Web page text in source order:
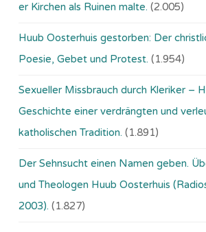
er Kirchen als Ruinen malte. (2.005)
Huub Oosterhuis gestorben: Der
Poesie, Gebet und Protest. (1.954)
Sexueller Missbrauch durch Kleriker –
Geschichte einer verdrängten und
katholischen Tradition. (1.891)
Der Sehnsucht einen Namen geben.
und Theologen Huub Oosterhuis
2003). (1.827)